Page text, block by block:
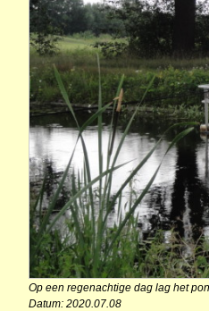
Op een regenachtige dag lag het
Datum: 2020.07.08